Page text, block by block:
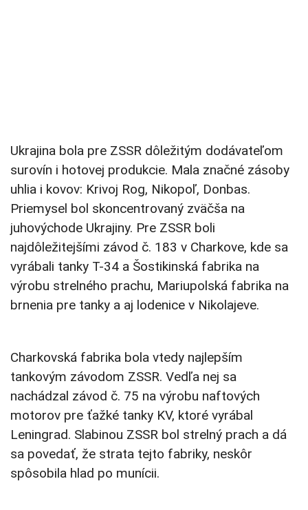
Ukrajina bola pre ZSSR dôležitým dodávateľom
surovín i hotovej produkcie. Mala značné zásoby
uhlia i kovov: Krivoj Rog, Nikopoľ, Donbas.
Priemysel bol skoncentrovaný zväčša na
juhovýchode Ukrajiny. Pre ZSSR boli
najdôležitejšími závod č. 183 v Charkove, kde sa
vyrábali tanky T-34 a Šostikinská fabrika na
výrobu strelného prachu, Mariupolská fabrika na
brnenia pre tanky a aj lodenice v Nikolajeve.
Charkovská fabrika bola vtedy najlepším
tankovým závodom ZSSR. Vedľa nej sa
nachádzal závod č. 75 na výrobu naftových
motorov pre ťažké tanky KV, ktoré vyrábal
Leningrad. Slabinou ZSSR bol strelný prach a dá
sa povedať, že strata tejto fabriky, neskôr
spôsobila hlad po munícii.